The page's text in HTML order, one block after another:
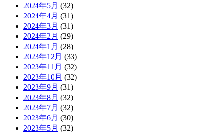
2024年5月 (32)
2024年4月 (31)
2024年3月 (31)
2024年2月 (29)
2024年1月 (28)
2023年12月 (33)
2023年11月 (32)
2023年10月 (32)
2023年9月 (31)
2023年8月 (32)
2023年7月 (32)
2023年6月 (30)
2023年5月 (32)